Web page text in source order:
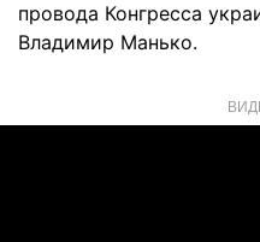
провода Конгресса
Владимир Манько.